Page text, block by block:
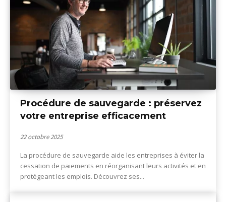
Procédure de sauvegarde : préservez
votre entreprise efficacement
22 octobre 2025
La procédure de sauvegarde aide les entreprises à éviter la
cessation de paiements en réorganisant leurs activités et en
protégeant les emplois. Découvrez ses...